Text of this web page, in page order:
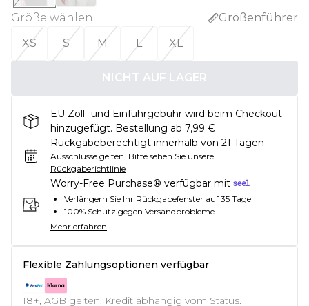
Größe wählen:
Größenführer
XS
S M L XL
NICHT AUF LAGER
EU Zoll- und Einfuhrgebühr wird beim Checkout
hinzugefügt. Bestellung ab 7,99 €
Rückgabeberechtigt innerhalb von 21 Tagen
Ausschlüsse gelten. Bitte sehen Sie unsere
Rückgaberichtlinie
Worry-Free Purchase® verfügbar mit
Verlängern Sie Ihr Rückgabefenster auf 35 Tage
100% Schutz gegen Versandprobleme
Mehr erfahren
Flexible Zahlungsoptionen verfügbar
18+, AGB gelten. Kredit abhängig vom Status.